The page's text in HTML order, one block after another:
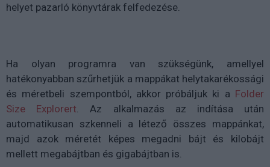
helyet pazarló könyvtárak felfedezése.
Ha olyan programra van szükségünk, amellyel
hatékonyabban szűrhetjük a mappákat helytakarékossági
és méretbeli szempontból, akkor próbáljuk ki a Folder
Size Explorert . Az alkalmazás az indítása után
automatikusan szkenneli a létező összes mappánkat,
majd azok méretét képes megadni bájt és kilobájt
mellett megabájtban és gigabájtban is.